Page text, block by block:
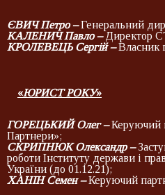
ЄВИЧ Петро –Генеральний
КАЛЕНИЧ Павло –Директор
КРОЛЕВЕЦЬ Сергій –Власник
«ЮРИСТ РОКУ»
ГОРЕЦЬКИЙ Олег –Керуючий
Партнери»;
СКРИПНЮК Олександр –
роботи Інституту держави і
України (до 01.12.21);
ХАНІН Семен –Керуючий